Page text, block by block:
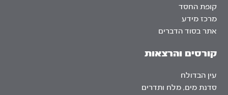
קופת החסד
מרכז מידע
אתר בסוד הדברים
קורסים והרצאות
עין הבדולח
סדנת מים, מלח ותדרים